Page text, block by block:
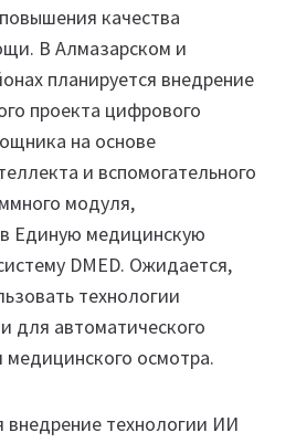
качества
В Алмазарском и
планируется внедрение
проекта цифрового
на основе
и вспомогательного
модуля,
Единую медицинскую
DMED. Ожидается,
технологии
для автоматического
осмотра.
внедрение технологии ИИ